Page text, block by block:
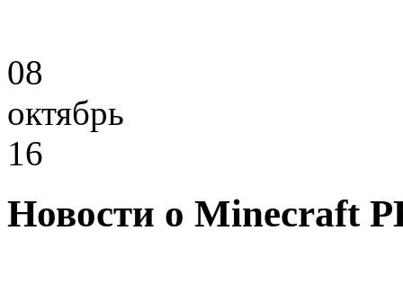
08
октябрь
16
Новости о Minecraft